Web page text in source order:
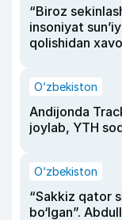
“Biroz
insoniyat
qolishidan
O‘zbekiston
Andijonda
joylab, YTH
O‘zbekiston
“Sakkiz qator
bo‘lgan”.